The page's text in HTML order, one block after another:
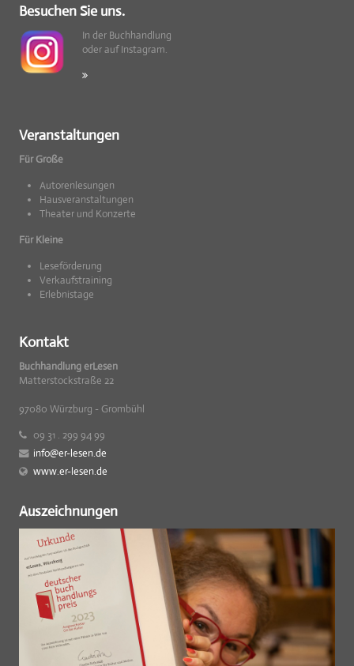
Besuchen Sie uns.
In der Buchhandlung
oder auf Instagram.
Veranstaltungen
Für Große
Autorenlesungen
Hausveranstaltungen
Theater und Konzerte
Für Kleine
Leseförderung
Verkaufstraining
Erlebnistage
Kontakt
Buchhandlung erLesen
Matterstockstraße 22
97080 Würzburg - Grombühl
09 31 . 299 94 99
info@er-lesen.de
www.er-lesen.de
Auszeichnungen